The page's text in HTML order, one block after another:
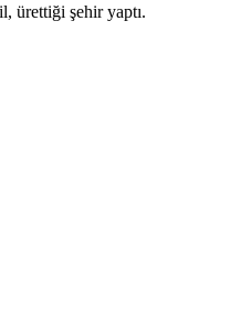
ürettiği şehir yaptı.